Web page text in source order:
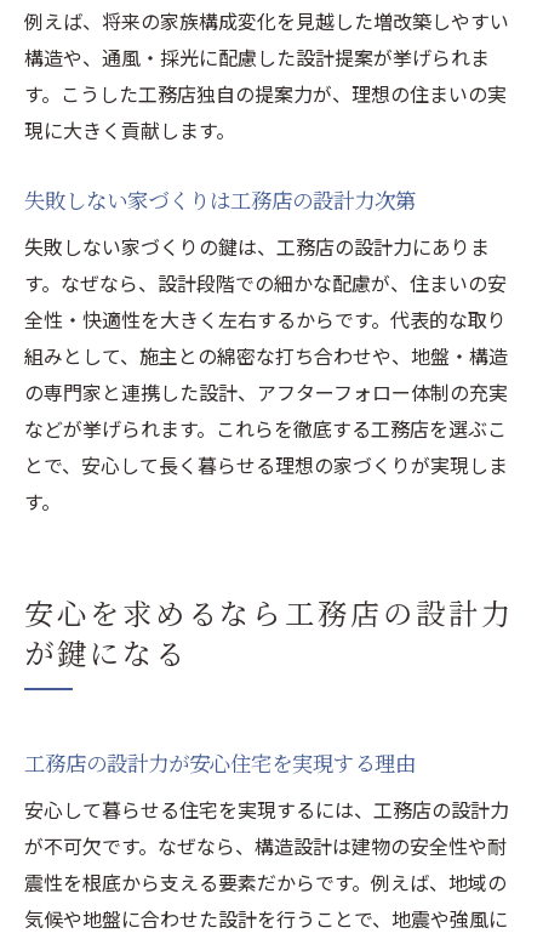
例えば、将来の家族構成変化を見越した増改築しやすい
構造や、通風・採光に配慮した設計提案が挙げられま
す。こうした工務店独自の提案力が、理想の住まいの実
現に大きく貢献します。
失敗しない家づくりは工務店の設計力次第
失敗しない家づくりの鍵は、工務店の設計力にありま
す。なぜなら、設計段階での細かな配慮が、住まいの安
全性・快適性を大きく左右するからです。代表的な取り
組みとして、施主との綿密な打ち合わせや、地盤・構造
の専門家と連携した設計、アフターフォロー体制の充実
などが挙げられます。これらを徹底する工務店を選ぶこ
とで、安心して長く暮らせる理想の家づくりが実現しま
す。
安心を求めるなら工務店の設計力
が鍵になる
工務店の設計力が安心住宅を実現する理由
安心して暮らせる住宅を実現するには、工務店の設計力
が不可欠です。なぜなら、構造設計は建物の安全性や耐
震性を根底から支える要素だからです。例えば、地域の
気候や地盤に合わせた設計を行うことで、地震や強風に